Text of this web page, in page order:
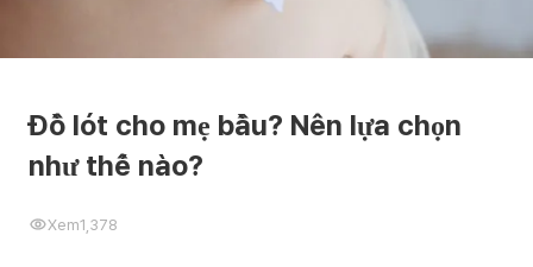
Đồ lót cho mẹ bầu? Nên lựa chọn
như thế nào?
Xem1,378